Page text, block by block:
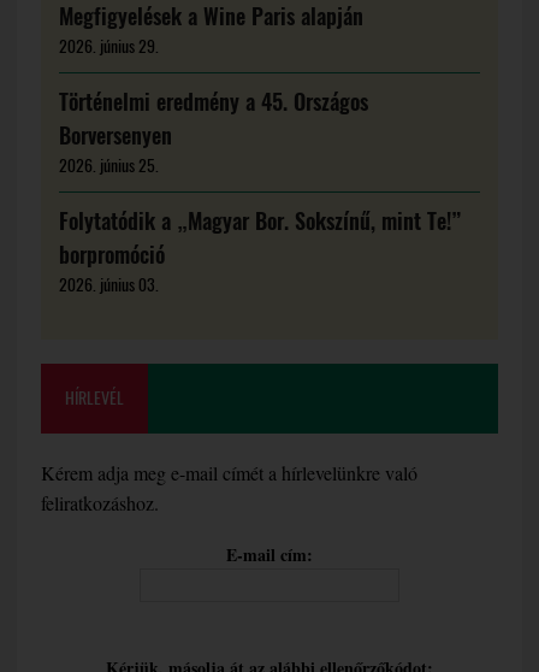
Megfigyelések a Wine Paris alapján
2026. június 29.
Történelmi eredmény a 45. Országos
Borversenyen
2026. június 25.
Folytatódik a „Magyar Bor. Sokszínű, mint Te!”
borpromóció
2026. június 03.
HÍRLEVÉL
Kérem adja meg e-mail címét a hírlevelünkre való
feliratkozáshoz.
E-mail cím: